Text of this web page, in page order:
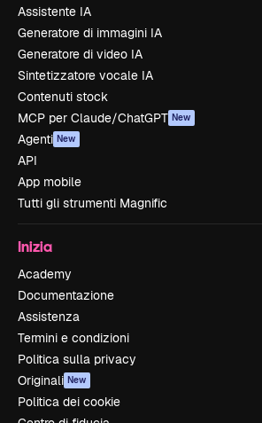
Assistente IA
Generatore di immagini IA
Generatore di video IA
Sintetizzatore vocale IA
Contenuti stock
MCP per Claude/ChatGPT New
Agenti New
API
App mobile
Tutti gli strumenti Magnific
Inizia
Academy
Documentazione
Assistenza
Termini e condizioni
Politica sulla privacy
Originali New
Politica dei cookie